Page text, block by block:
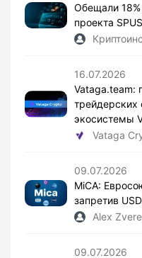
Обещали
проекта
16.07.2026
Vataga.team:
трейдерских
экосистемы
Vataga
09.07.2026
MiCA:
запретив
Alex
09.07.2026